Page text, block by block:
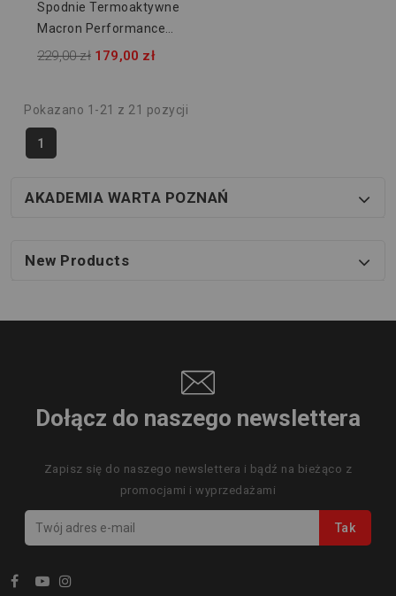
Spodnie Termoaktywne
Macron Performance
916209
229,00 zł 179,00 zł
Pokazano 1-21 z 21 pozycji
1
AKADEMIA WARTA POZNAŃ
New Products
Dołącz do naszego newslettera
Zapisz się do naszego newslettera i bądź na bieżąco z
promocjami i wyprzedażami